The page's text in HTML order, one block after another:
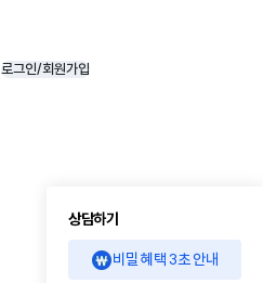
로그인/회원가입
상담하기
비밀 혜택 3초 안내